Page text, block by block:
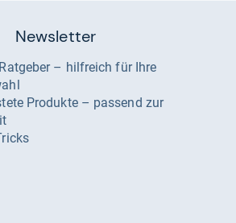
Newsletter